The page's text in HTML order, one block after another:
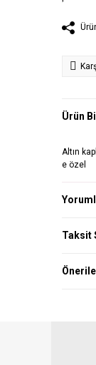
Ürün
Altın
e özel
Taksit